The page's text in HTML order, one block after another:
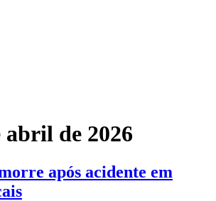
abril de 2026
após acidente em